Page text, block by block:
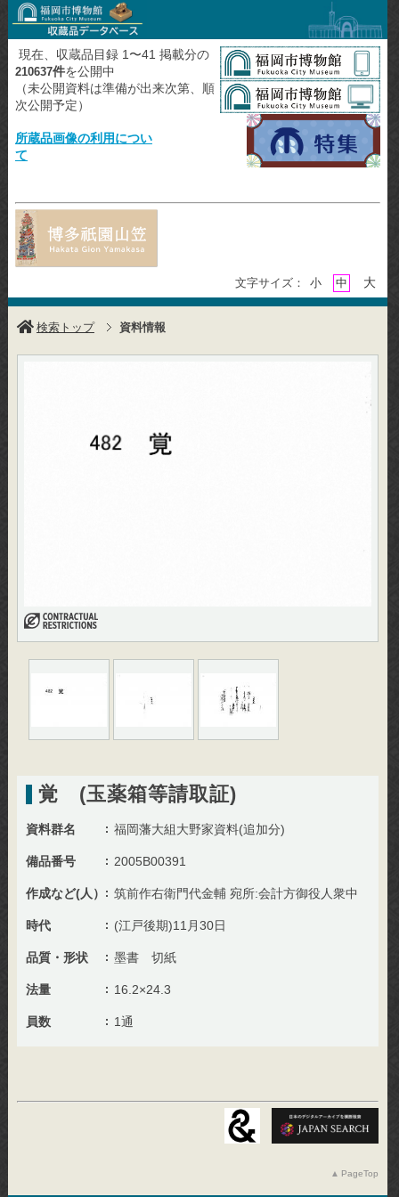
現在、収蔵品目録 1〜41 掲載分の
210637件を公開中
（未公開資料は準備が出来次第、順
次公開予定）
所蔵品画像の利用につい
て
文字サイズ： 小 中 大
検索トップ 資料情報
覚 (玉薬箱等請取証)
資料群名 福岡藩大組大野家資料(追加分)
備品番号 2005B00391
作成など(人） 筑前作右衛門代金輔 宛所:会計方御役人衆中
時代 (江戸後期)11月30日
品質・形状 墨書 切紙
法量 16.2×24.3
員数 1通
PageTop